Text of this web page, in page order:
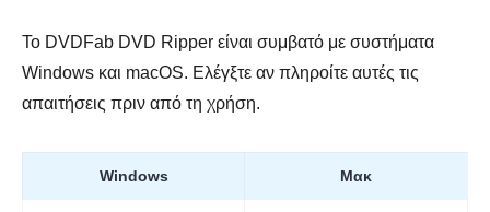
Το DVDFab DVD Ripper είναι συμβατό με συστήματα
Windows και macOS. Ελέγξτε αν πληροίτε αυτές τις
απαιτήσεις πριν από τη χρήση.
Windows Μακ